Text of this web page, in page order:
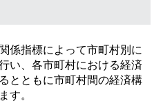
係指標によって市町村別に
い、各市町村における経済
とともに市町村間の経済構
す。